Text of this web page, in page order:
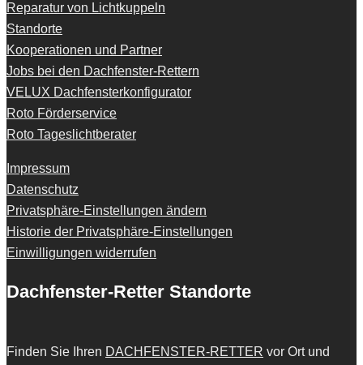
Reparatur von Lichtkuppeln
Standorte
Kooperationen und Partner
Jobs bei den Dachfenster-Rettern
VELUX Dachfensterkonfigurator
Roto Förderservice
Roto Tageslichtberater
Impressum
Datenschutz
Privatsphäre-Einstellungen ändern
Historie der Privatsphäre-Einstellungen
Einwilligungen widerrufen
Dachfenster-Retter Standorte
Finden Sie Ihren DACHFENSTER-RETTER vor Ort und